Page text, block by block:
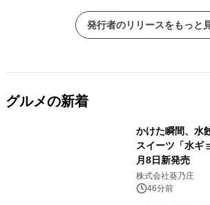
発行者のリリースをもっと
グルメの新着
かけた瞬間、
スイーツ「水ギ
月8日新発売
株式会社葵乃庄
46分前